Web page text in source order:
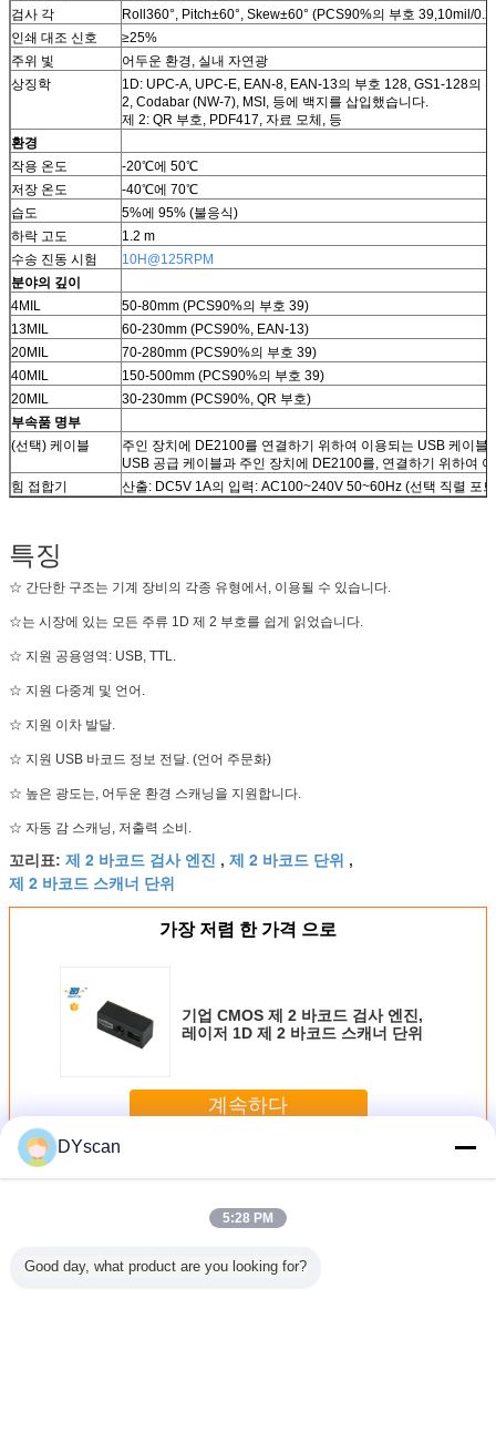
검사 각
Roll360°, Pitch±60°, Skew±60° (PCS90%의 부호 39,10mil/
인쇄 대조 신호
≥25%
주위 빛
어두운 환경, 실내 자연광
상징학
1D: UPC-A, UPC-E, EAN-8, EAN-13의 부호 128, GS1-128의
2, Codabar (NW-7), MSI, 등에 백지를 삽입했습니다.
제 2: QR 부호, PDF417, 자료 모체, 등
환경
작용 온도
-20℃에 50℃
저장 온도
-40℃에 70℃
습도
5%에 95% (불응식)
하락 고도
1.2 m
수송 진동 시험
10H@125RPM
분야의 깊이
4MIL
50-80mm (PCS90%의 부호 39)
13MIL
60-230mm (PCS90%, EAN-13)
20MIL
70-280mm (PCS90%의 부호 39)
40MIL
150-500mm (PCS90%의 부호 39)
20MIL
30-230mm (PCS90%, QR 부호)
부속품 명부
(선택) 케이블
주인 장치에 DE2100를 연결하기 위하여 이용되는 USB 케이블.
USB 공급 케이블과 주인 장치에 DE2100를, 연결하기 위하여
힘 접합기
산출: DC5V 1A의 입력: AC100~240V 50~60Hz (선택 직렬 포
특징
☆ 간단한 구조는 기계 장비의 각종 유형에서, 이용될 수 있습니다.
☆는 시장에 있는 모든 주류 1D 제 2 부호를 쉽게 읽었습니다.
☆ 지원 공용영역: USB, TTL.
☆ 지원 다중계 및 언어.
☆ 지원 이차 발달.
☆ 지원 USB 바코드 정보 전달. (언어 주문화)
☆ 높은 광도는, 어두운 환경 스캐닝을 지원합니다.
☆ 자동 감 스캐닝, 저출력 소비.
꼬리표: 제 2 바코드 검사 엔진 , 제 2 바코드 단위 ,
제 2 바코드 스캐너 단위
가장 저렴 한 가격 으로
기업 CMOS 제 2 바코드 검사 엔진,
레이저 1D 제 2 바코드 스캐너 단위
계속하다
더 많은 것
DYscan
5:28 PM
Good day, what product are you looking for?